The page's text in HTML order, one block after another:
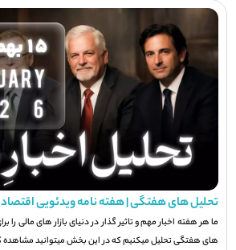
تحلیل های هفتگی | هفته نامه ویدئویی
ما هر هفته اخبار مهم و تاثیر گذار در دنیای بازار های مالی را
های هفتگی تحلیل میکنیم که در این بخش میتوانید مشاهده